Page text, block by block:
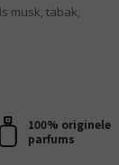
musk, tabak,
100% originele
parfums